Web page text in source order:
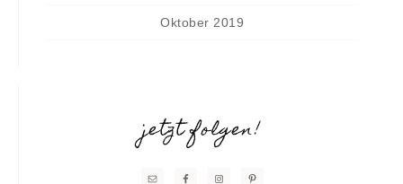
Oktober 2019
jetzt folgen!